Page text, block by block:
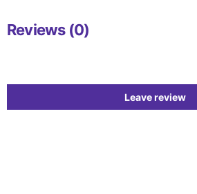
Reviews (0)
Leave review